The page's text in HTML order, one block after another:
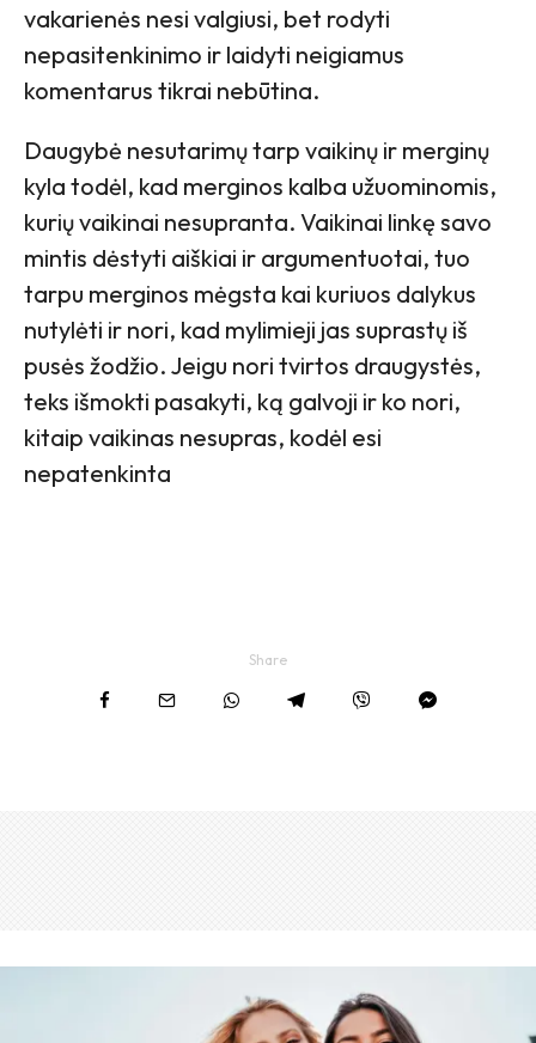
vakarienės nesi valgiusi, bet rodyti
nepasitenkinimo ir laidyti neigiamus
komentarus tikrai nebūtina.
Daugybė nesutarimų tarp vaikinų ir merginų
kyla todėl, kad merginos kalba užuominomis,
kurių vaikinai nesupranta. Vaikinai linkę savo
mintis dėstyti aiškiai ir argumentuotai, tuo
tarpu merginos mėgsta kai kuriuos dalykus
nutylėti ir nori, kad mylimieji jas suprastų iš
pusės žodžio. Jeigu nori tvirtos draugystės,
teks išmokti pasakyti, ką galvoji ir ko nori,
kitaip vaikinas nesupras, kodėl esi
nepatenkinta
Share